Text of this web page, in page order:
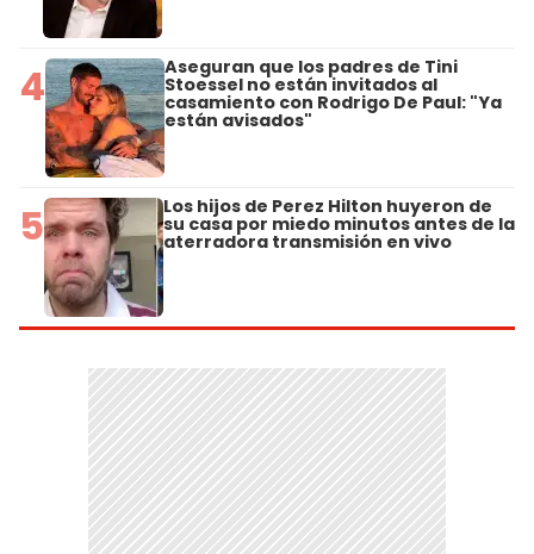
4 Aseguran que los padres de Tini
Stoessel no están invitados al
casamiento con Rodrigo De Paul: "Ya
están avisados"
5 Los hijos de Perez Hilton huyeron de
su casa por miedo minutos antes de la
aterradora transmisión en vivo